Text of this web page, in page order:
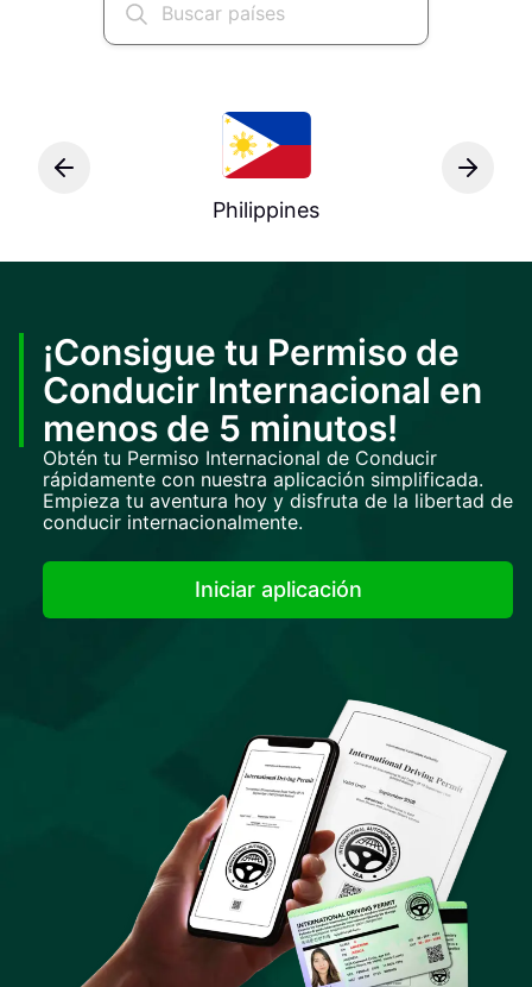
Philippines
¡Consigue tu Permiso de
Conducir Internacional en
menos de 5 minutos!
Obtén tu Permiso Internacional de Conducir
rápidamente con nuestra aplicación simplificada.
Empieza tu aventura hoy y disfruta de la libertad de
conducir internacionalmente.
Iniciar aplicación